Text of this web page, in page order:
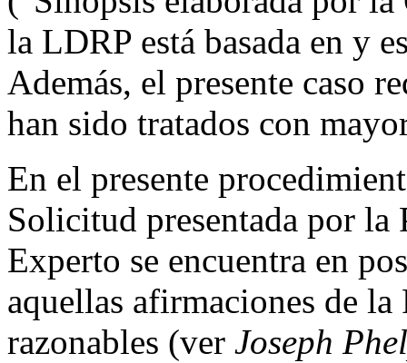
la LDRP está basada en y
Además, el presente caso
han sido tratados con
En el presente
Solicitud presentada por la
Experto se encuentra en
aquellas afirmaciones de
razonables (ver Joseph